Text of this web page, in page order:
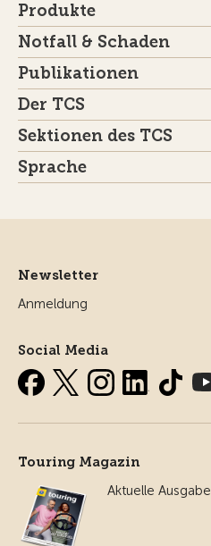
Produkte
Notfall & Schaden
Publikationen
Der TCS
Sektionen des TCS
Sprache
Newsletter
Anmeldung
Social Media
Touring Magazin
Aktuelle Ausgabe